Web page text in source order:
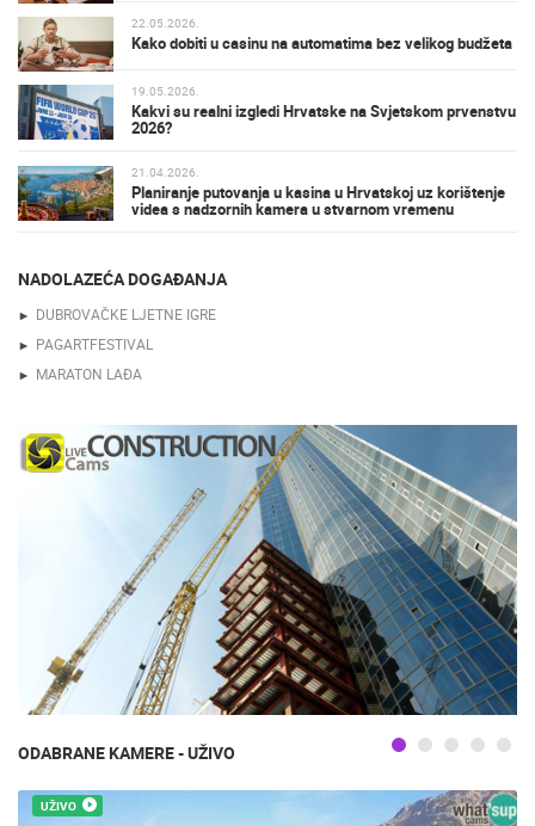
22.05.2026.
Kako dobiti u casinu na automatima bez velikog budžeta
19.05.2026.
Kakvi su realni izgledi Hrvatske na Svjetskom prvenstvu
2026?
21.04.2026.
Planiranje putovanja u kasina u Hrvatskoj uz korištenje
videa s nadzornih kamera u stvarnom vremenu
NADOLAZEĆA DOGAĐANJA
DUBROVAČKE LJETNE IGRE
PAGARTFESTIVAL
MARATON LAĐA
ODABRANE KAMERE - UŽIVO
UŽIVO